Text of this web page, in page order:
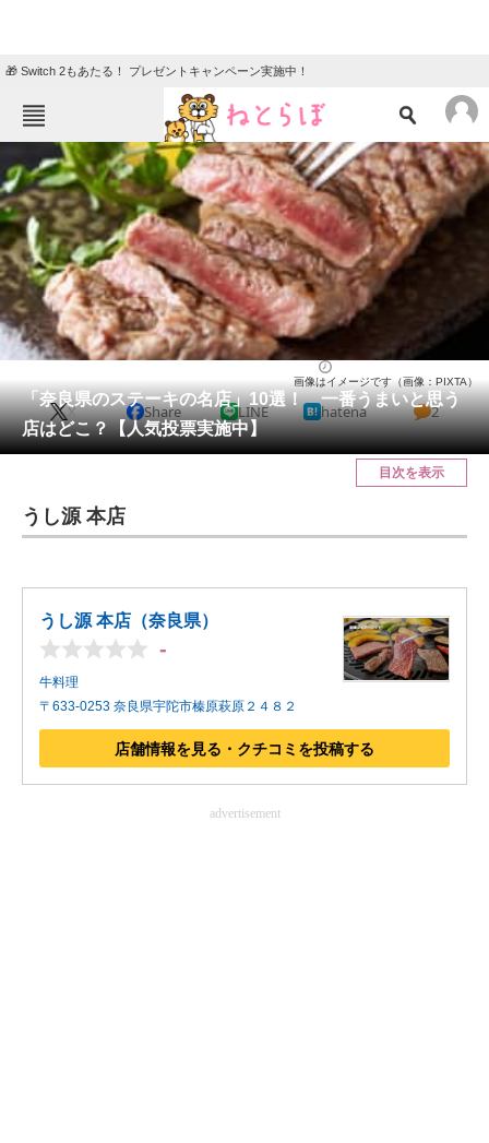
🎁 Switch 2もあたる！ プレゼントキャンペーン実施中！
ねとらぼメニュー
TOP ニュース
エンタメ クイズ
グルメ 地域
住まい 教育・育児
動物 リサーチ
会員記事
メディア
ITの今と未来を見通す
進化するPCとデバイスの未来
好きが集まる 比べて選べる
AI活用のいまが分かる
「奈良県のステーキの名店」10選！ 一番うまいと思う
店はどこ？【人気投票実施中】
画像はイメージです（画像：PIXTA）
X Share LINE hatena 2
目次を表示
うし源 本店
うし源 本店（奈良県）
-
牛料理
〒633-0253 奈良県宇陀市榛原萩原２４８２
店舗情報を見る・クチコミを投稿する
advertisement